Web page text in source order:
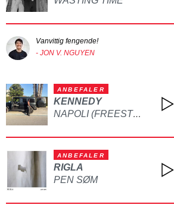
Vanvittig fengende!
- JON V. NGUYEN
ANBEFALER
KENNEDY
NAPOLI (FREESTYLE)
ANBEFALER
RIGLA
PEN SØM